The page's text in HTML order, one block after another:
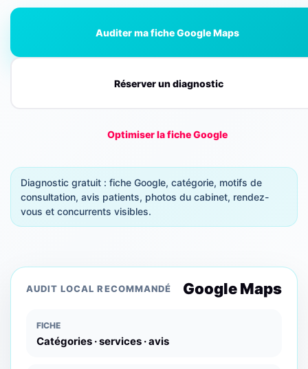
Auditer ma fiche Google Maps
Réserver un diagnostic
Optimiser la fiche Google
Diagnostic gratuit : fiche Google, catégorie, motifs de
consultation, avis patients, photos du cabinet, rendez-
vous et concurrents visibles.
AUDIT LOCAL RECOMMANDÉ Google Maps
FICHE
Catégories · services · avis